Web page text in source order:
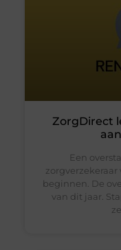
ZorgDirect
Een
zorgverzekeraar
beginnen. De
van dit jaar.